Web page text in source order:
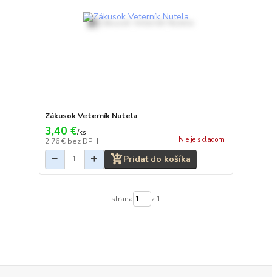
Zákusok Veterník Nutela
3,40 €/ks
2,76 € bez DPH Nie je skladom
Pridať do košíka
strana z 1